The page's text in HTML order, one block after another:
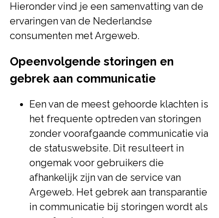
Hieronder vind je een samenvatting van de
ervaringen van de Nederlandse
consumenten met Argeweb.
Opeenvolgende storingen en
gebrek aan communicatie
Een van de meest gehoorde klachten is
het frequente optreden van storingen
zonder voorafgaande communicatie via
de statuswebsite. Dit resulteert in
ongemak voor gebruikers die
afhankelijk zijn van de service van
Argeweb. Het gebrek aan transparantie
in communicatie bij storingen wordt als